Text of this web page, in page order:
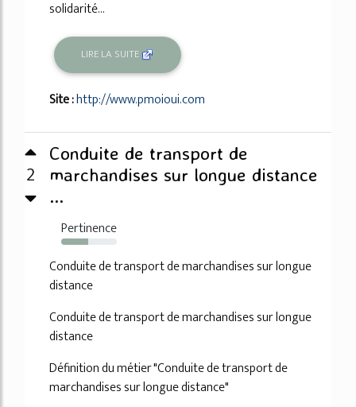
solidarité...
LIRE LA SUITE
Site :http://www.pmoioui.com
2
Conduite de transport de
marchandises sur longue distance
...
Pertinence
48%
Conduite de transport de marchandises sur longue
distance
Conduite de transport de marchandises sur longue
distance
Définition du métier "Conduite de transport de
marchandises sur longue distance"